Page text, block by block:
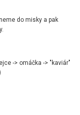
do misky a pak
-> omáčka -> "kaviár"